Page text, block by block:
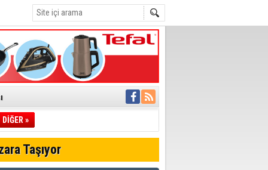
DİĞER »
Taşıyor